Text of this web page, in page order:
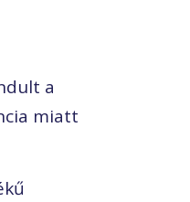
a
miatt